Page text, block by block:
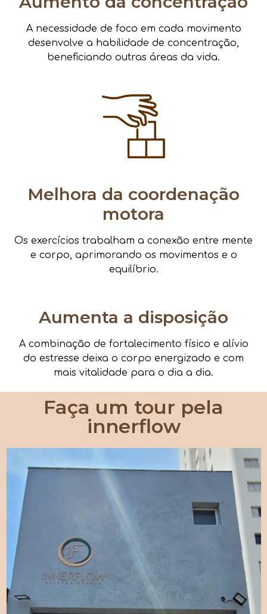
A necessidade de foco em cada movimento
desenvolve a habilidade de concentração,
beneficiando outras áreas da vida.
Melhora da coordenação
motora
Os exercícios trabalham a conexão entre mente
e corpo, aprimorando os movimentos e o
equilíbrio.
Aumenta a disposição
A combinação de fortalecimento físico e alívio
do estresse deixa o corpo energizado e com
mais vitalidade para o dia a dia.
Faça um tour pela
innerflow